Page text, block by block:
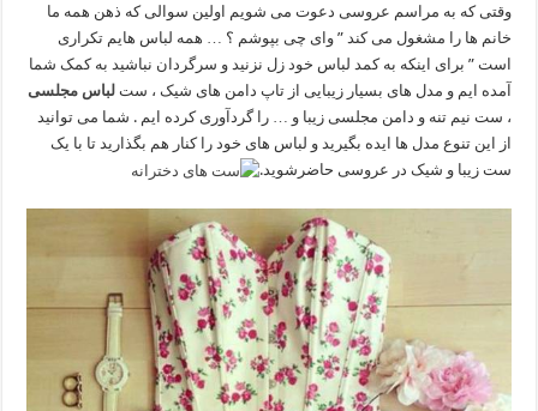
وقتی که به مراسم عروسی دعوت می شویم اولین سوالی که ذهن همه ما
خانم ها را مشغول می کند ” وای چی بپوشم ؟ … همه لباس هایم تکراری
است ” برای اینکه به کمد لباس خود زل نزنید و سرگردان نباشید به کمک شما
آمده ایم و مدل های بسیار زیبایی از تاپ دامن های شیک ، ستلباس مجلسی
، ست نیم تنه و دامن مجلسی زیبا و … را گردآوری کرده ایم . شما می توانید
از این تنوع مدل ها ایده بگیرید و لباس های خود را کنار هم بگذارید تا با یک
ست زیبا و شیک در عروسی حاضرشوید.